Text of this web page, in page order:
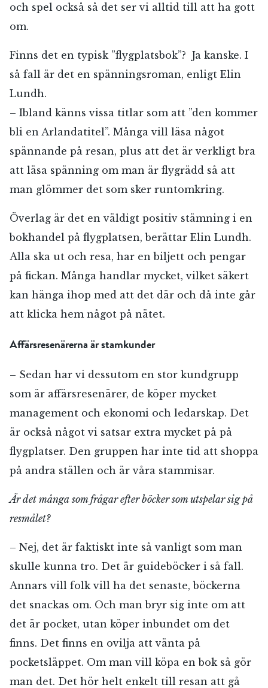
och spel också så det ser vi alltid till att ha gott
om.
Finns det en typisk ”flygplatsbok”? Ja kanske. I
så fall är det en spänningsroman, enligt Elin
Lundh.
– Ibland känns vissa titlar som att ”den kommer
bli en Arlandatitel”. Många vill läsa något
spännande på resan, plus att det är verkligt bra
att läsa spänning om man är flygrädd så att
man glömmer det som sker runtomkring.
Överlag är det en väldigt positiv stämning i en
bokhandel på flygplatsen, berättar Elin Lundh.
Alla ska ut och resa, har en biljett och pengar
på fickan. Många handlar mycket, vilket säkert
kan hänga ihop med att det där och då inte går
att klicka hem något på nätet.
Affärsresenärerna är stamkunder
– Sedan har vi dessutom en stor kundgrupp
som är affärsresenärer, de köper mycket
management och ekonomi och ledarskap. Det
är också något vi satsar extra mycket på på
flygplatser. Den gruppen har inte tid att shoppa
på andra ställen och är våra stammisar.
Är det många som frågar efter böcker som utspelar sig på
resmålet?
– Nej, det är faktiskt inte så vanligt som man
skulle kunna tro. Det är guideböcker i så fall.
Annars vill folk vill ha det senaste, böckerna
det snackas om. Och man bryr sig inte om att
det är pocket, utan köper inbundet om det
finns. Det finns en ovilja att vänta på
pocketsläppet. Om man vill köpa en bok så gör
man det. Det hör helt enkelt till resan att gå